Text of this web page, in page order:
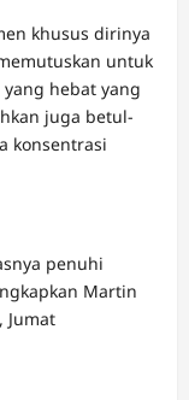
khusus dirinya
untuk
hebat yang
juga betul-
konsentrasi
penuhi
Martin
Jumat